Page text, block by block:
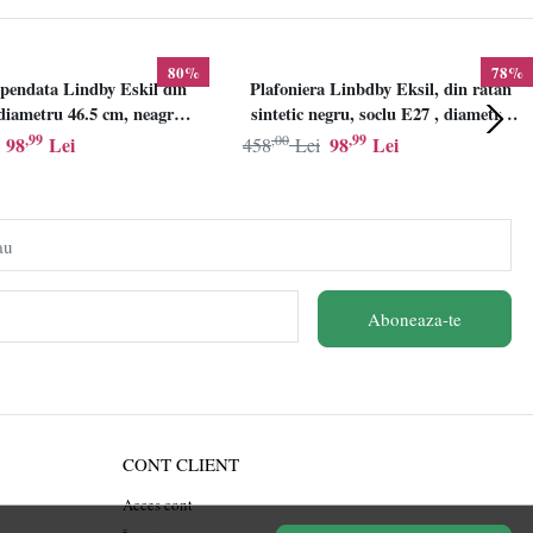
80%
Lindby Eskil din
46.5 cm, neagra,
E27
98,99 Lei
78%
Plafoniera Linbdby Eksil, din ratan
sintetic negru, soclu E27 , diametru
46.5cm, LINDBY
98,99 Lei
458,00 Lei
Aboneaza-te
CONT CLIENT
Acces cont